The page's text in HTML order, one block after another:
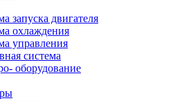
запуска двигателя
охлаждения
управления
система
оборудование